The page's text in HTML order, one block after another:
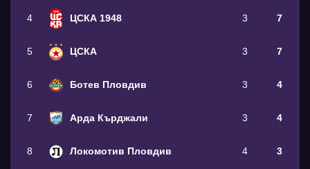
4 ЦСКА 1948 3 7
5 ЦСКА 3 7
6 Ботев Пловдив 3 4
7 Арда Кърджали 3 4
8 Локомотив Пловдив 4 3